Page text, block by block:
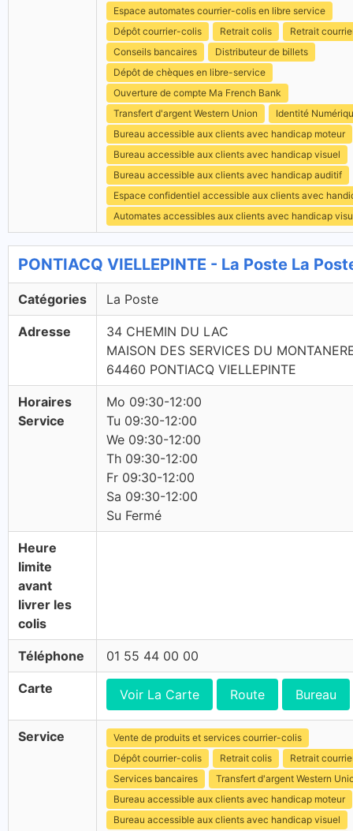
Espace automates courrier-colis en libre service
Dépôt courrier-colis
Retrait colis
Retrait
Conseils bancaires
Distributeur de billets
Dépôt de chèques en libre-service
Ouverture de compte Ma French Bank
Transfert d'argent Western Union
Identité
Bureau accessible aux clients avec handicap moteur
Bureau accessible aux clients avec handicap visuel
Bureau accessible aux clients avec handicap auditif
Espace confidentiel accessible aux clients avec
Automates accessibles aux clients avec handicap
PONTIACQ VIELLEPINTE - La Poste La
Catégories La Poste
Adresse
34 CHEMIN DU LAC
MAISON DES SERVICES DU
64460 PONTIACQ VIELLEPINTE
Horaires
Service
Mo 09:30-12:00
Tu 09:30-12:00
We 09:30-12:00
Th 09:30-12:00
Fr 09:30-12:00
Sa 09:30-12:00
Su Fermé
Heure
limite
avant
livrer les
colis
Téléphone 01 55 44 00 00
Carte Voir La Carte Route Bureau
Service
Vente de produits et services courrier-colis
Dépôt courrier-colis
Retrait colis
Retrait
Services bancaires
Transfert d'argent Western
Bureau accessible aux clients avec handicap moteur
Bureau accessible aux clients avec handicap visuel